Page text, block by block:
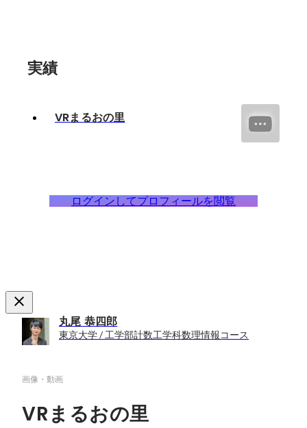
実績
VRまるおの里
ログインしてプロフィールを閲覧
丸尾 恭四郎
東京大学 / 工学部計数工学科数理情報コース
画像・動画
VRまるおの里